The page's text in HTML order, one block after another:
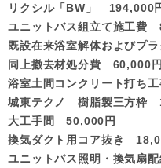
リクシル「BW」 194,000
ユニットバス組立て施工費
既設在来浴室解体およびプ
同上撤去材処分費 60,000円
浴室土間コンクリート打ち
城東テクノ 樹脂製三方枠
大工手間 50,000円
換気ダクト用コア抜き
ユニットバス照明・換気扇